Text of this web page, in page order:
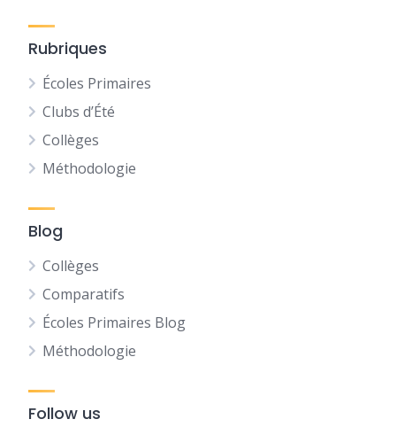
Rubriques
Écoles Primaires
Clubs d’Été
Collèges
Méthodologie
Blog
Collèges
Comparatifs
Écoles Primaires Blog
Méthodologie
Follow us